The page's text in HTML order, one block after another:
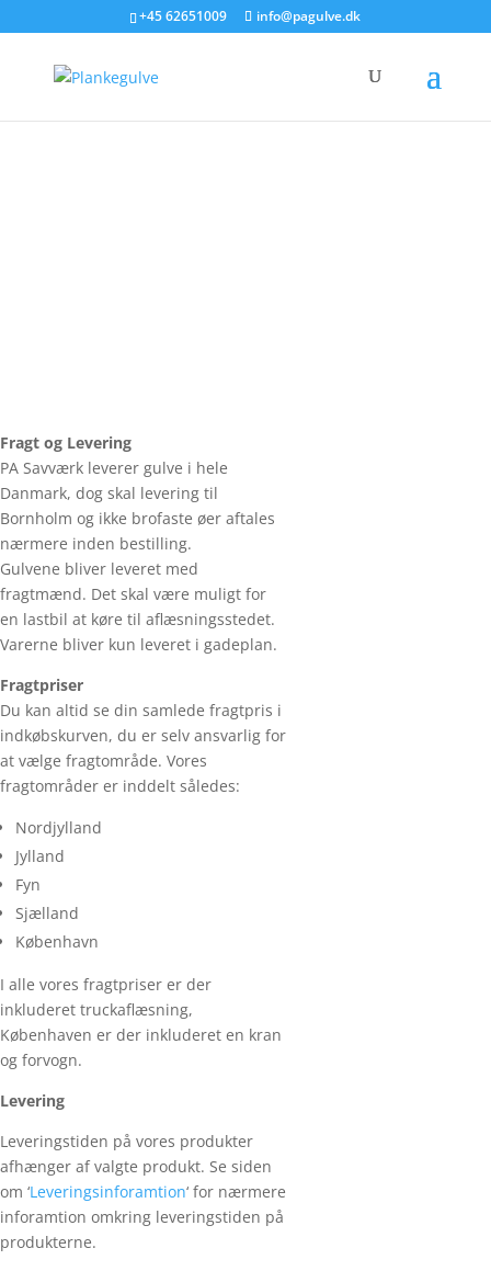
+45 62651009 info@pagulve.dk
Fragt og Levering
PA Savværk leverer gulve i hele
Danmark, dog skal levering til
Bornholm og ikke brofaste øer aftales
nærmere inden bestilling.
Gulvene bliver leveret med
fragtmænd. Det skal være muligt for
en lastbil at køre til aflæsningsstedet.
Varerne bliver kun leveret i gadeplan.
Fragtpriser
Du kan altid se din samlede fragtpris i
indkøbskurven, du er selv ansvarlig for
at vælge fragtområde. Vores
fragtområder er inddelt således:
Nordjylland
Jylland
Fyn
Sjælland
København
I alle vores fragtpriser er der
inkluderet truckaflæsning,
Københaven er der inkluderet en kran
og forvogn.
Levering
Leveringstiden på vores produkter
afhænger af valgte produkt. Se siden
om ‘Leveringsinforamtion‘ for nærmere
inforamtion omkring leveringstiden på
produkterne.